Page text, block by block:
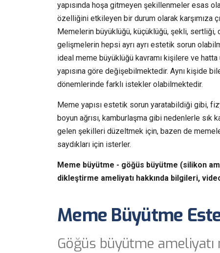
yapısında hoşa gitmeyen şekillenmeler esas
özelliğini etkileyen bir durum olarak karşımıza
Memelerin büyüklüğü, küçüklüğü, şekli, sertliği,
gelişmelerin hepsi ayrı ayrı estetik sorun
ideal meme büyüklüğü kavramı kişilere ve
yapısına göre değişebilmektedir. Aynı kişide
dönemlerinde farklı istekler olabilmektedir.
Meme yapısı estetik sorun yaratabildiği gibi,
boyun ağrısı, kamburlaşma gibi nedenlerle sık
gelen şekilleri düzeltmek için, bazen de
saydıkları için isterler.
Meme büyütme - göğüs büyütme (silikon
dikleştirme ameliyatı hakkında bilgileri,
Meme Büyütme
Göğüs büyütme